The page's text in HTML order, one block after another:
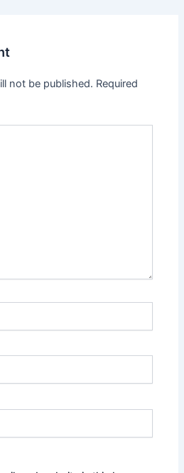
not be published. Required